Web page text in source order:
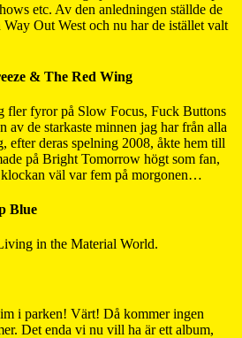
etc. Av den anledningen ställde de
Out West och nu har de istället valt
& The Red Wing
fler fyror på Slow Focus, Fuck Buttons
av de starkaste minnen jag har från alla
efter deras spelning 2008, åkte hem till
på Bright Tomorrow högt som fan,
väl var fem på morgonen…
Blue
in the Material World.
i parken! Värt! Då kommer ingen
Det enda vi nu vill ha är ett album,